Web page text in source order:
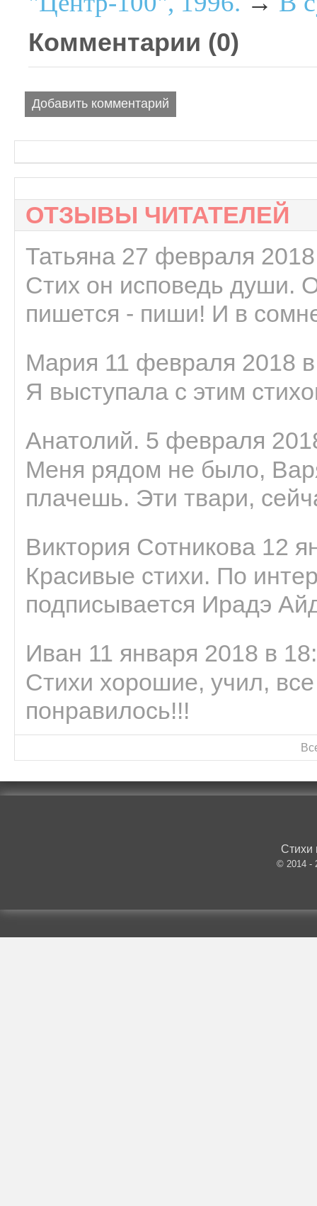
Комментарии (0)
Добавить комментарий
ОТЗЫВЫ ЧИТАТЕЛЕЙ
Татьяна 27 февраля
Стих он исповедь души.
пишется - пиши! И в
Мария 11 февраля 2018
Я выступала с этим
Анатолий. 5 февраля
Меня рядом не было,
плачешь. Эти твари,
Виктория Сотникова 12
Красивые стихи. По
подписывается Ирадэ
Иван 11 января 2018 в
Стихи хорошие, учил,
понравилось!!!
Стихи
© 2014 -